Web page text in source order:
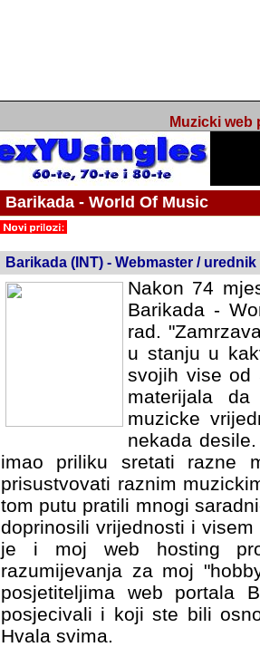
Muzicki web
Barikada - World Of Music
Barikada (INT) - Webmaster / urednik
Nakon 74
Barikada -
rad.
u stanju u
svojih vise od
materijala
muzicke
nekada
imao priliku sretati razne
prisustvovati raznim
tom putu pratili mnogi
doprinosili vrijednosti i
je i moj web hosting
razumijevanja za moj
posjetiteljima web portala
posjecivali i koji ste bili
Hvala svima.